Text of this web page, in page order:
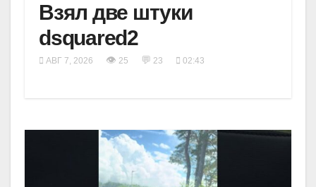
Взял две штуки
dsquared2
АВГ 7, 2026 👁 25 💬 23 02:43